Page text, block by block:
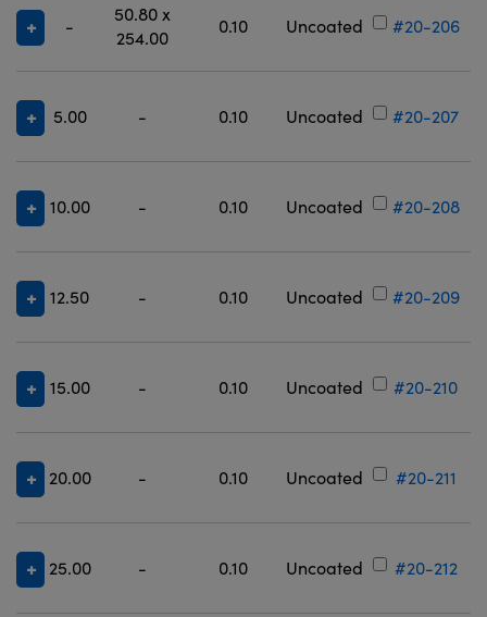
-
50.80 x
254.00
0.10 Uncoated #20-206
5.00 - 0.10 Uncoated #20-207
10.00 - 0.10 Uncoated #20-208
12.50 - 0.10 Uncoated #20-209
15.00 - 0.10 Uncoated #20-210
20.00 - 0.10 Uncoated #20-211
25.00 - 0.10 Uncoated #20-212